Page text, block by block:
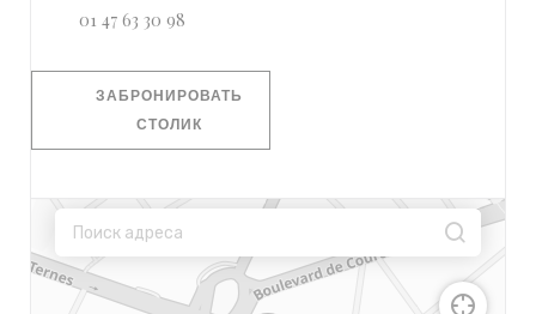
01 47 63 30 98
ЗАБРОНИРОВАТЬ
СТОЛИК